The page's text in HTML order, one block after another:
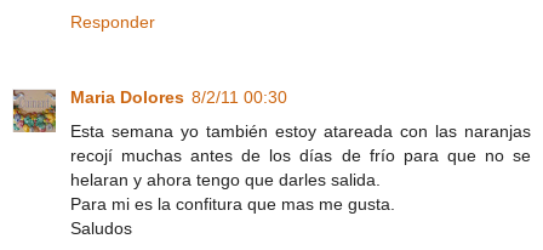
Responder
Maria Dolores 8/2/11 00:30
Esta semana yo también estoy atareada con las naranjas
recojí muchas antes de los días de frío para que no se
helaran y ahora tengo que darles salida.
Para mi es la confitura que mas me gusta.
Saludos